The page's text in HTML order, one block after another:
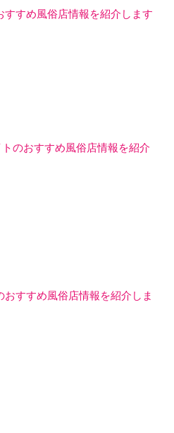
すすめ風俗店情報を紹介します
のおすすめ風俗店情報を紹介
すすめ風俗店情報を紹介しま